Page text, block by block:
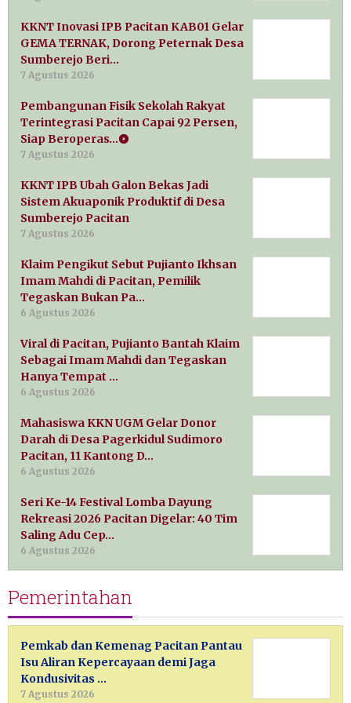
KKNT Inovasi IPB Pacitan KAB01 Gelar
GEMA TERNAK, Dorong Peternak Desa
Sumberejo Beri…
7 Agustus 2026
Pembangunan Fisik Sekolah Rakyat
Terintegrasi Pacitan Capai 92 Persen,
Siap Beroperas…
7 Agustus 2026
KKNT IPB Ubah Galon Bekas Jadi
Sistem Akuaponik Produktif di Desa
Sumberejo Pacitan
7 Agustus 2026
Klaim Pengikut Sebut Pujianto Ikhsan
Imam Mahdi di Pacitan, Pemilik
Tegaskan Bukan Pa…
6 Agustus 2026
Viral di Pacitan, Pujianto Bantah Klaim
Sebagai Imam Mahdi dan Tegaskan
Hanya Tempat …
6 Agustus 2026
Mahasiswa KKN UGM Gelar Donor
Darah di Desa Pagerkidul Sudimoro
Pacitan, 11 Kantong D…
6 Agustus 2026
Seri Ke-14 Festival Lomba Dayung
Rekreasi 2026 Pacitan Digelar: 40 Tim
Saling Adu Cep…
6 Agustus 2026
Pemerintahan
Pemkab dan Kemenag Pacitan Pantau
Isu Aliran Kepercayaan demi Jaga
Kondusivitas …
7 Agustus 2026